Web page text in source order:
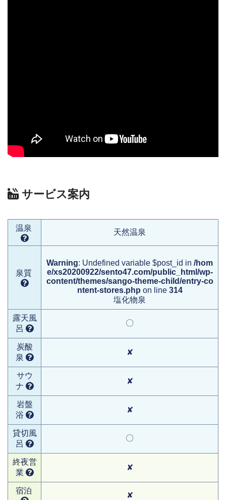
サービス案内
温泉 天然温泉
泉質
Warning: Undefined variable $post_id in /hom
e/xs20200922/sento47.com/public_html/wp-
content/themes/sango-theme-child/entry-co
ntent-stores.php on line 314
塩化物泉
露天風
呂
〇
炭酸
泉
✘
サウ
ナ
✘
岩盤
浴
✘
貸切風
呂
〇
終夜営
業
✘
宿泊
✘